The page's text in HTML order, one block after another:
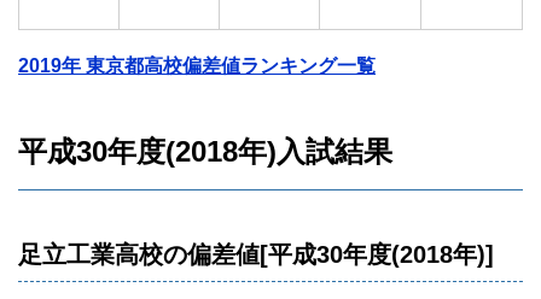
2019年 東京都高校偏差値ランキング一覧
平成30年度(2018年)入試結果
足立工業高校の偏差値[平成30年度(2018年)]